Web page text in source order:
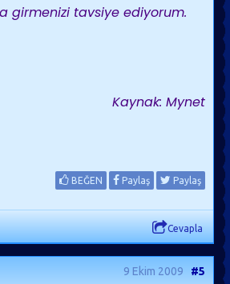
girmenizi tavsiye ediyorum.
Kaynak: Mynet
BEĞEN Paylaş Paylaş
Cevapla
9 Ekim 2009 #5